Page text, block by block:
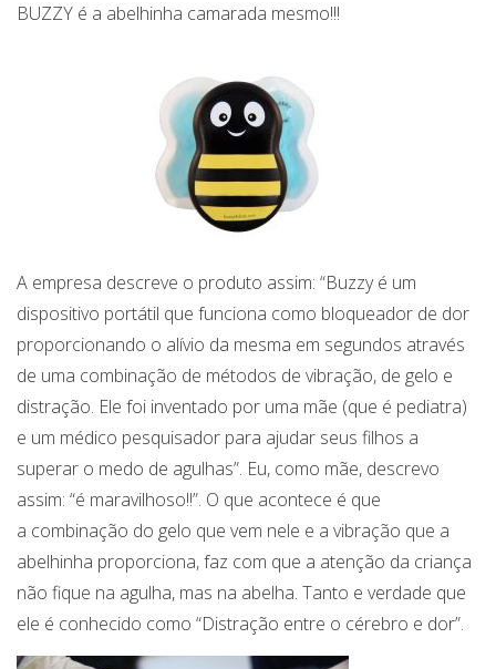
BUZZY é a abelhinha camarada mesmo!!!
A empresa descreve o produto assim: “Buzzy é um
dispositivo portátil que funciona como bloqueador de dor
proporcionando o alívio da mesma em segundos através
de uma combinação de métodos de vibração, de gelo e
distração. Ele foi inventado por uma mãe (que é pediatra)
e um médico pesquisador para ajudar seus filhos a
superar o medo de agulhas”. Eu, como mãe, descrevo
assim: “é maravilhoso!!”. O que acontece é que
a combinação do gelo que vem nele e a vibração que a
abelhinha proporciona, faz com que a atenção da criança
não fique na agulha, mas na abelha. Tanto e verdade que
ele é conhecido como “Distração entre o cérebro e dor”.